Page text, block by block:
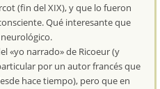
(fin del XIX), y que lo fueron
Qué interesante que
«yo narrado» de Ricoeur (y
por un autor francés que
hace tiempo), pero que en